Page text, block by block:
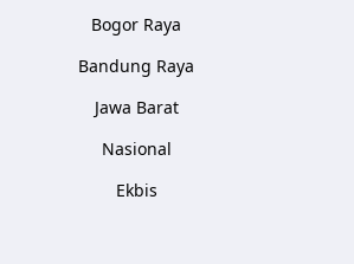
Bogor Raya
Bandung Raya
Jawa Barat
Nasional
Ekbis